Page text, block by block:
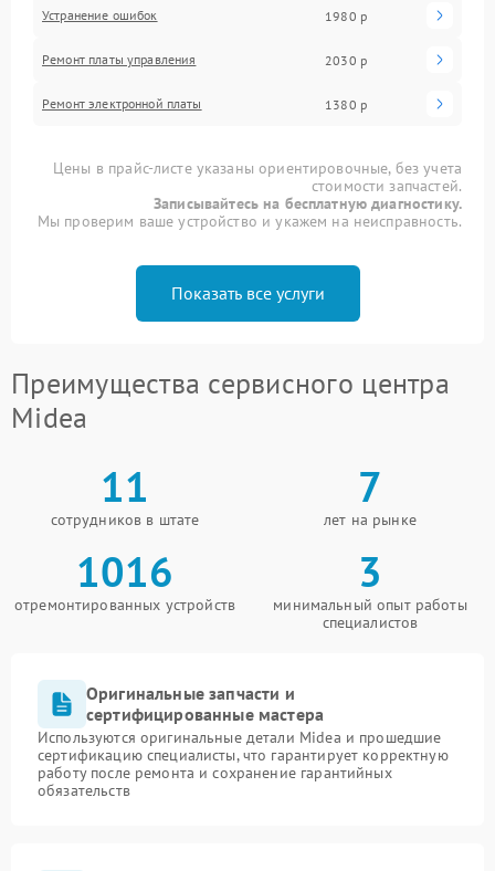
Устранение ошибок 1980 р
Ремонт платы управления 2030 р
Ремонт электронной платы 1380 р
Цены в прайс-листе указаны ориентировочные, без учета
стоимости запчастей.
Записывайтесь на бесплатную диагностику.
Мы проверим ваше устройство и укажем на неисправность.
Показать все услуги
Преимущества сервисного центра
Midea
11
сотрудников в штате
7
лет на рынке
1016
отремонтированных устройств
3
минимальный опыт работы
специалистов
Оригинальные запчасти и
сертифицированные мастера
Используются оригинальные детали Midea и прошедшие
сертификацию специалисты, что гарантирует корректную
работу после ремонта и сохранение гарантийных
обязательств